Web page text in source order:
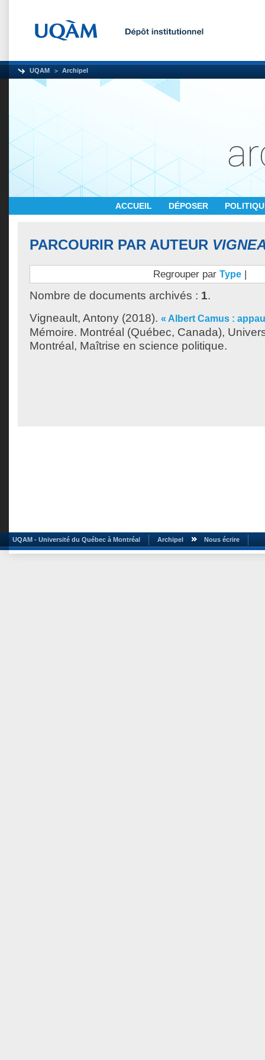
UQAM Archipel
ACCUEIL DÉPOSER
PARCOURIR PAR AUTEUR
Regrouper par Type |
Nombre de documents archivés : 1.
Vigneault, Antony (2018). « Albert Camus :
Mémoire. Montréal (Québec, Canada),
Montréal, Maîtrise en science politique.
UQAM - Université du Québec à Montréal Archipel Nous écrire